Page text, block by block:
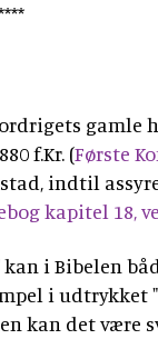
gamle
f.Kr. (Første
indtil
kapitel 18,
i Bibelen
i udtrykket
kan det være